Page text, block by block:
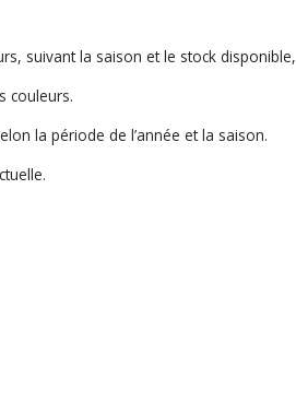
suivant la saison et le stock disponible,
couleurs.
la période de l’année et la saison.